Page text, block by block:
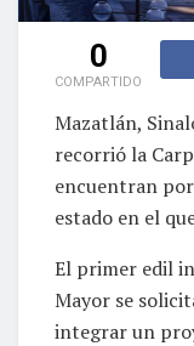
0
COMPARTIDO
Mazatlán,
recorrió la
encuentran
estado en el
El primer edil
Mayor se
integrar un